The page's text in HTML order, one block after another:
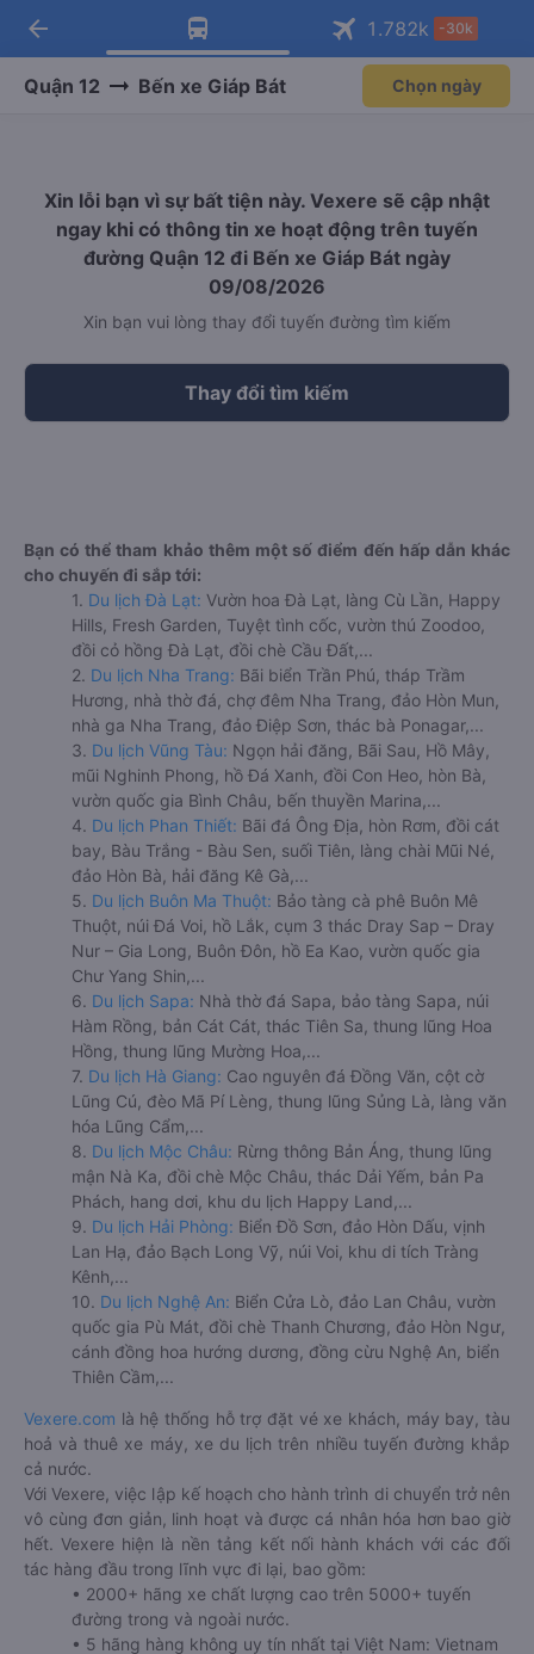
Tải app Vexere ngay!
Nhận ưu đãi thành viên độc
Mở app
Tải app Vexere
-30k/ghế khi đặt vé máy bay qua
Mở app
arrow_back 1.782k -30k
Quận 12 Bến xe Giáp Bát Chọn ngày
Xin lỗi bạn vì sự bất tiện này. Vexere sẽ cập nhật
ngay khi có thông tin xe hoạt động trên tuyến
đường Quận 12 đi Bến xe Giáp Bát ngày
09/08/2026
Xin bạn vui lòng thay đổi tuyến đường tìm kiếm
Thay đổi tìm kiếm
Bạn có thể tham khảo thêm một số điểm đến hấp dẫn khác
cho chuyến đi sắp tới:
1. Du lịch Đà Lạt: Vườn hoa Đà Lạt, làng Cù Lần, Happy
Hills, Fresh Garden, Tuyệt tình cốc, vườn thú Zoodoo,
đồi cỏ hồng Đà Lạt, đồi chè Cầu Đất,...
2. Du lịch Nha Trang: Bãi biển Trần Phú, tháp Trầm
Hương, nhà thờ đá, chợ đêm Nha Trang, đảo Hòn Mun,
nhà ga Nha Trang, đảo Điệp Sơn, thác bà Ponagar,...
3. Du lịch Vũng Tàu: Ngọn hải đăng, Bãi Sau, Hồ Mây,
mũi Nghinh Phong, hồ Đá Xanh, đồi Con Heo, hòn Bà,
vườn quốc gia Bình Châu, bến thuyền Marina,...
4. Du lịch Phan Thiết: Bãi đá Ông Địa, hòn Rơm, đồi cát
bay, Bàu Trắng - Bàu Sen, suối Tiên, làng chài Mũi Né,
đảo Hòn Bà, hải đăng Kê Gà,...
5. Du lịch Buôn Ma Thuột: Bảo tàng cà phê Buôn Mê
Thuột, núi Đá Voi, hồ Lắk, cụm 3 thác Dray Sap – Dray
Nur – Gia Long, Buôn Đôn, hồ Ea Kao, vườn quốc gia
Chư Yang Shin,...
6. Du lịch Sapa: Nhà thờ đá Sapa, bảo tàng Sapa, núi
Hàm Rồng, bản Cát Cát, thác Tiên Sa, thung lũng Hoa
Hồng, thung lũng Mường Hoa,...
7. Du lịch Hà Giang: Cao nguyên đá Đồng Văn, cột cờ
Lũng Cú, đèo Mã Pí Lèng, thung lũng Sủng Là, làng văn
hóa Lũng Cẩm,...
8. Du lịch Mộc Châu: Rừng thông Bản Áng, thung lũng
mận Nà Ka, đồi chè Mộc Châu, thác Dải Yếm, bản Pa
Phách, hang dơi, khu du lịch Happy Land,...
9. Du lịch Hải Phòng: Biển Đồ Sơn, đảo Hòn Dấu, vịnh
Lan Hạ, đảo Bạch Long Vỹ, núi Voi, khu di tích Tràng
Kênh,...
10. Du lịch Nghệ An: Biển Cửa Lò, đảo Lan Châu, vườn
quốc gia Pù Mát, đồi chè Thanh Chương, đảo Hòn Ngư,
cánh đồng hoa hướng dương, đồng cừu Nghệ An, biển
Thiên Cầm,...
Vexere.com là hệ thống hỗ trợ đặt vé xe khách, máy bay, tàu
hoả và thuê xe máy, xe du lịch trên nhiều tuyến đường khắp
cả nước.
Với Vexere, việc lập kế hoạch cho hành trình di chuyển trở nên
vô cùng đơn giản, linh hoạt và được cá nhân hóa hơn bao giờ
hết. Vexere hiện là nền tảng kết nối hành khách với các đối
tác hàng đầu trong lĩnh vực đi lại, bao gồm:
• 2000+ hãng xe chất lượng cao trên 5000+ tuyến
đường trong và ngoài nước.
• 5 hãng hàng không uy tín nhất tại Việt Nam: Vietnam